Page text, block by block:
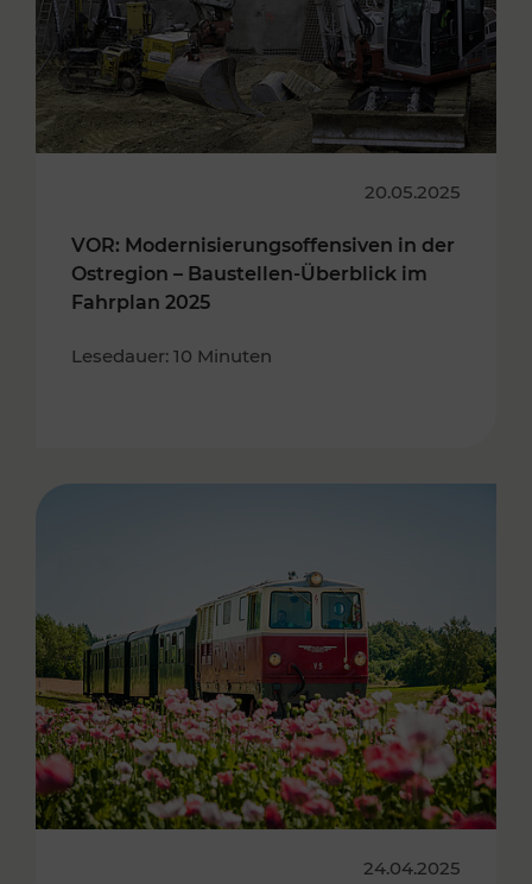
20.05.2025
VOR: Modernisierungsoffensiven in der
Ostregion – Baustellen-Überblick im
Fahrplan 2025
Lesedauer: 10 Minuten
24.04.2025